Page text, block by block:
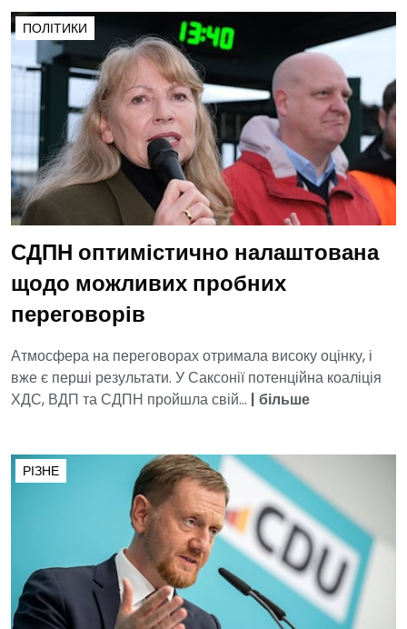
ПОЛІТИКИ
СДПН оптимістично налаштована
щодо можливих пробних
переговорів
Атмосфера на переговорах отримала високу оцінку, і
вже є перші результати. У Саксонії потенційна коаліція
ХДС, ВДП та СДПН пройшла свій... | більше
РІЗНЕ